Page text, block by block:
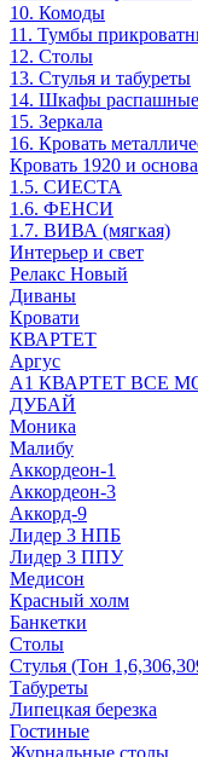
10. Комоды
11. Тумбы
12. Столы
13. Стулья и табуреты
14. Шкафы распашные
15. Зеркала
16. Кровать
Кровать 1920 и
1.5. СИЕСТА
1.6. ФЕНСИ
1.7. ВИВА (мягкая)
Интерьер и свет
Релакс Новый
Диваны
Кровати
КВАРТЕТ
Аргус
А1 КВАРТЕТ ВСЕ
ДУБАЙ
Моника
Малибу
Аккордеон-1
Аккордеон-3
Аккорд-9
Лидер 3 НПБ
Лидер 3 ППУ
Медисон
Красный холм
Банкетки
Столы
Стулья (Тон
Табуреты
Липецкая березка
Гостиные
Журнальные столы